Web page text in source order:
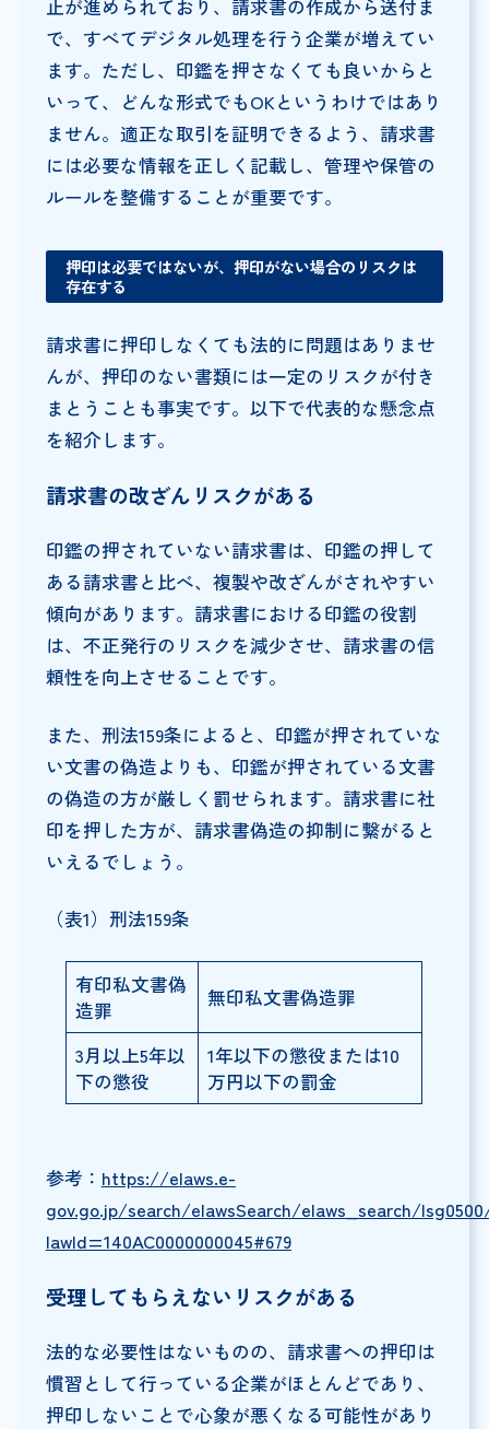
止が進められており、請求書の作成から送付ま
で、すべてデジタル処理を行う企業が増えてい
ます。ただし、印鑑を押さなくても良いからと
いって、どんな形式でもOKというわけではあり
ません。適正な取引を証明できるよう、請求書
には必要な情報を正しく記載し、管理や保管の
ルールを整備することが重要です。
押印は必要ではないが、押印がない場合のリスクは
存在する
請求書に押印しなくても法的に問題はありませ
んが、押印のない書類には一定のリスクが付き
まとうことも事実です。以下で代表的な懸念点
を紹介します。
請求書の改ざんリスクがある
印鑑の押されていない請求書は、印鑑の押して
ある請求書と比べ、複製や改ざんがされやすい
傾向があります。請求書における印鑑の役割
は、不正発行のリスクを減少させ、請求書の信
頼性を向上させることです。
また、刑法159条によると、印鑑が押されていな
い文書の偽造よりも、印鑑が押されている文書
の偽造の方が厳しく罰せられます。請求書に社
印を押した方が、請求書偽造の抑制に繋がると
いえるでしょう。
（表1）刑法159条
有印私文書偽
造罪
無印私文書偽造罪
3月以上5年以
下の懲役
1年以下の懲役または10
万円以下の罰金
参考： https://elaws.e-
gov.go.jp/search/elawsSearch/elaws_search/
lawId=140AC0000000045#679
受理してもらえないリスクがある
法的な必要性はないものの、請求書への押印は
慣習として行っている企業がほとんどであり、
押印しないことで心象が悪くなる可能性があり